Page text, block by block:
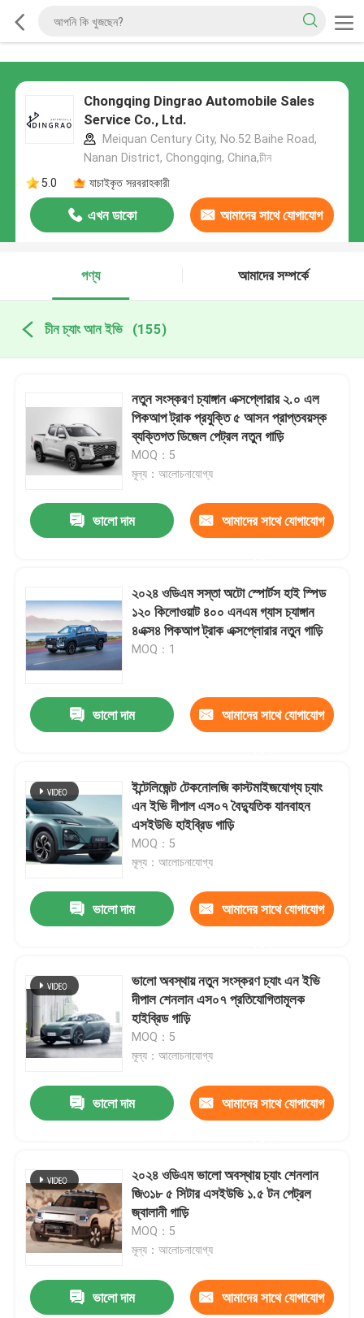
Chongqing Dingrao Automobile Sales
Service Co., Ltd.
Meiquan Century City, No.52 Baihe Road,
Nanan District, Chongqing, China,চীন
5.0
যাচাইকৃত সরবরাহকারী
এখন ডাকো আমাদের সাথে যোগাযোগ
পণ্য
আমাদের সম্পর্কে
চীন চ্যাং আন ইভি (155)
নতুন সংস্করণ চ্যাঙ্গান এক্সপ্লোরার ২.০ এল
পিকআপ ট্রাক প্রযুক্তি ৫ আসন প্রাপ্তবয়স্ক
ব্যক্তিগত ডিজেল পেট্রল নতুন গাড়ি
MOQ：5
মূল্য：আলোচনাযোগ্য
ভালো দাম আমাদের সাথে যোগাযোগ
২০২৪ ওডিএম সস্তা অটো স্পোর্টস হাই স্পিড
১২০ কিলোওয়াট ৪০০ এনএম গ্যাস চ্যাঙ্গান
৪এক্স৪ পিকআপ ট্রাক এক্সপ্লোরার নতুন গাড়ি
MOQ：1
ভালো দাম আমাদের সাথে যোগাযোগ
ইন্টেলিজেন্ট টেকনোলজি কাস্টমাইজযোগ্য চ্যাং
এন ইভি দীপাল এস০৭ বৈদ্যুতিক যানবাহন
এসইউভি হাইব্রিড গাড়ি
MOQ：5
মূল্য：আলোচনাযোগ্য
ভালো দাম আমাদের সাথে যোগাযোগ
ভালো অবস্থায় নতুন সংস্করণ চ্যাং এন ইভি
দীপাল শেনলান এস০৭ প্রতিযোগিতামূলক
হাইব্রিড গাড়ি
MOQ：5
মূল্য：আলোচনাযোগ্য
ভালো দাম আমাদের সাথে যোগাযোগ
২০২৪ ওডিএম ভালো অবস্থায় চ্যাং শেনলান
জি৩১৮ ৫ সিটার এসইউভি ১.৫ টন পেট্রল
জ্বালানী গাড়ি
MOQ：5
মূল্য：আলোচনাযোগ্য
ভালো দাম আমাদের সাথে যোগাযোগ